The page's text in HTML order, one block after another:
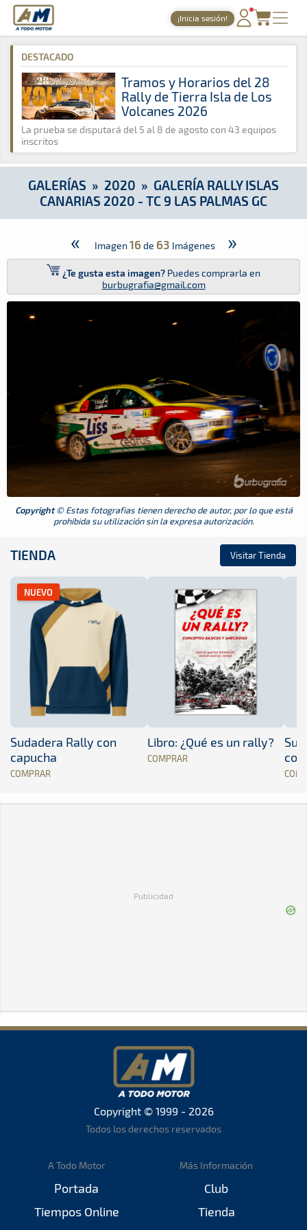
A Todo Motor · Revista del motor desde 1999
¡Inicia sesión!
PORTADA
TIEMPOS ONLINE
NOTICIAS
AGENDA
GALERÍAS
TIENDA
ARCHIVO
A Todo Motor » Galerías » 2020 » Galería Rally Islas Canarias
DESTACADO
Tramos y Horarios del 28
Rally de Tierra Isla de Los
Volcanes 2026
La prueba se disputará del 5 al 8 de agosto con 43 equipos
inscritos
GALERÍAS » 2020 » GALERÍA RALLY ISLAS
CANARIAS 2020 - TC 9 LAS PALMAS GC
« Imagen 16 de 63 Imágenes »
¿Te gusta esta imagen? Puedes comprarla en
burbugrafia@gmail.com
Copyright© Estas fotografias tienen derecho de autor, por lo que está
prohibida su utilización sin la expresa autorización.
TIENDA Visitar Tienda
NUEVO
Sudadera Rally con
capucha
COMPRAR
Libro: ¿Qué es un rally?
COMPRAR
Publicidad
Copyright © 1999 - 2026
Todos los derechos reservados
A Todo Motor
Portada
Tiempos Online
Más Información
Club
Tienda